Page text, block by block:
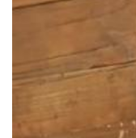
Туризам
Спорт